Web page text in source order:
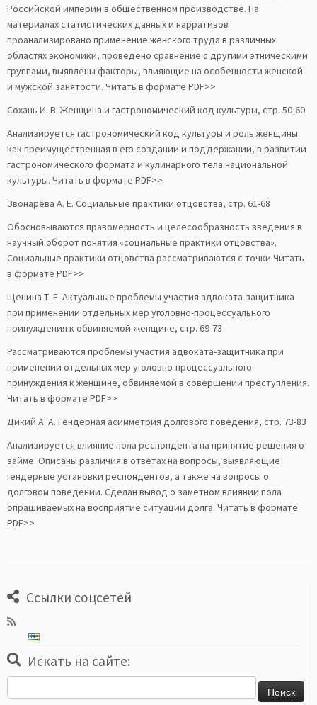
Российской империи в общественном производстве. На
материалах статистических данных и нарративов
проанализировано применение женского труда в различных
областях экономики, проведено сравнение с другими этническими
группами, выявлены факторы, влияющие на особенности женской
и мужской занятости. Читать в формате PDF>>
Сохань И. В. Женщина и гастрономический код культуры, стр. 50-60
Анализируется гастрономический код культуры и роль женщины
как преимущественная в его создании и поддержании, в развитии
гастрономического формата и кулинарного тела национальной
культуры. Читать в формате PDF>>
Звонарёва А. Е. Социальные практики отцовства, стр. 61-68
Обосновываются правомерность и целесообразность введения в
научный оборот понятия «социальные практики отцовства».
Социальные практики отцовства рассматриваются с точки Читать
в формате PDF>>
Щенина Т. Е. Актуальные проблемы участия адвоката-защитника
при применении отдельных мер уголовно-процессуального
принуждения к обвиняемой-женщине, стр. 69-73
Рассматриваются проблемы участия адвоката-защитника при
применении отдельных мер уголовно-процессуального
принуждения к женщине, обвиняемой в совершении преступления.
Читать в формате PDF>>
Дикий А. А. Гендерная асимметрия долгового поведения, стр. 73-83
Анализируется влияние пола респондента на принятие решения о
займе. Описаны различия в ответах на вопросы, выявляющие
гендерные установки респондентов, а также на вопросы о
долговом поведении. Сделан вывод о заметном влиянии пола
опрашиваемых на восприятие ситуации долга. Читать в формате
PDF>>
Ссылки соцсетей
Искать на сайте: